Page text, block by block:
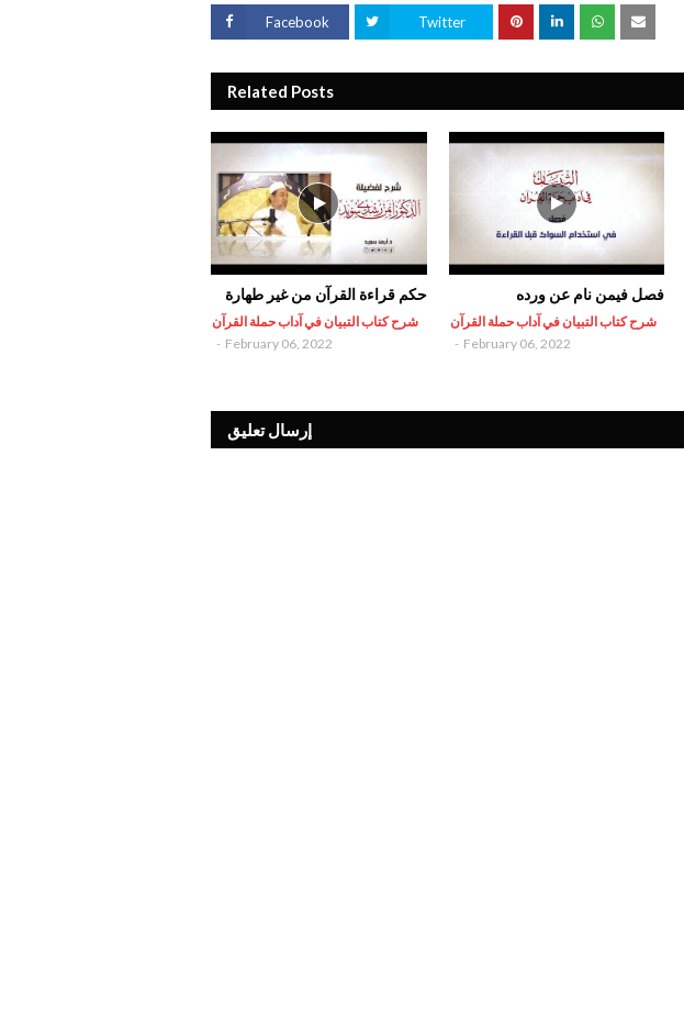
Facebook Twitter
Related Posts
حكم قراءة القرآن من غير طهارة
شرح كتاب التبيان في آداب حملة القرآن
- February 06, 2022
فصل فيمن نام عن ورده
شرح كتاب التبيان في آداب حملة القرآن
- February 06, 2022
إرسال تعليق